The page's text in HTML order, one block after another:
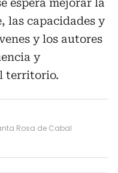
espera mejorar la
las capacidades y
y los autores
y
territorio.
Rosa de Cabal